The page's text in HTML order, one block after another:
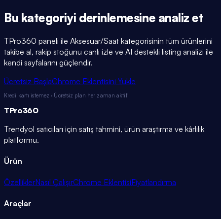
Bu kategoriyi derinlemesine analiz et
TPro360 paneli ile Aksesuar/Saat kategorisinin tüm ürünlerini
takibe al, rakip stoğunu canlı izle ve AI destekli listing analizi ile
kendi sayfalarını güçlendir.
Ücretsiz BaşlaChrome Eklentisini Yükle
Kredi kartı istemez · Ücretsiz plan her zaman aktif
TPro360
Trendyol satıcıları için satış tahmini, ürün araştırma ve kârlılık
platformu.
Ürün
ÖzelliklerNasıl ÇalışırChrome EklentisiFiyatlandırma
Araçlar